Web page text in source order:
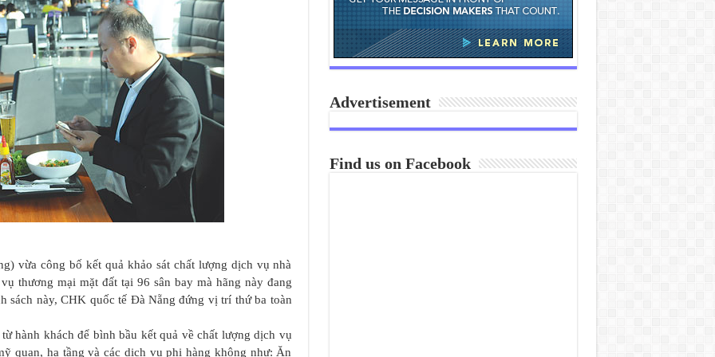
vừa công bố kết quả khảo sát chất lượng dịch vụ nhà
thương mại mặt đất tại 96 sân bay mà hãng này đang
sách này, CHK quốc tế Đà Nẵng đứng vị trí thứ ba toàn
hành khách để bình bầu kết quả về chất lượng dịch vụ
quan, hạ tầng và các dịch vụ phi hàng không như: Ăn
Advertisement
Find us on Facebook